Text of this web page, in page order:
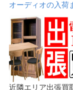
オーディオの入荷
近隣エリア出張買